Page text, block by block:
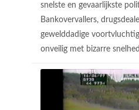
snelste en gevaarlijkste
Bankovervallers,
gewelddadige
onveilig met bizarre